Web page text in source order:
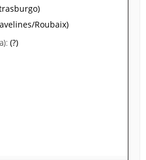
Roubaix)
(?)